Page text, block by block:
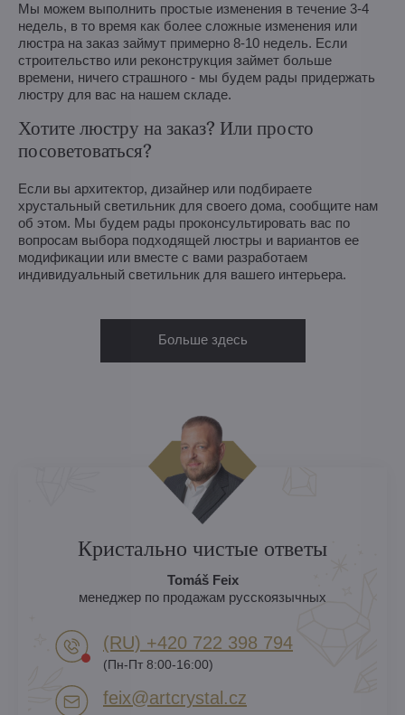
Мы можем выполнить простые изменения в течение 3-4
недель, в то время как более сложные изменения или
люстра на заказ займут примерно 8-10 недель. Если
строительство или реконструкция займет больше
времени, ничего страшного - мы будем рады придержать
люстру для вас на нашем складе.
Хотите люстру на заказ? Или просто
посоветоваться?
Если вы архитектор, дизайнер или подбираете
хрустальный светильник для своего дома, сообщите нам
об этом. Мы будем рады проконсультировать вас по
вопросам выбора подходящей люстры и вариантов ее
модификации или вместе с вами разработаем
индивидуальный светильник для вашего интерьера.
Больше здесь
Кристально чистые ответы
Tomáš Feix
менеджер по продажам русскоязычных
(RU) +420 722 398 794​
(Пн-Пт 8:00-16:00)
feix​@artcrystal​.cz